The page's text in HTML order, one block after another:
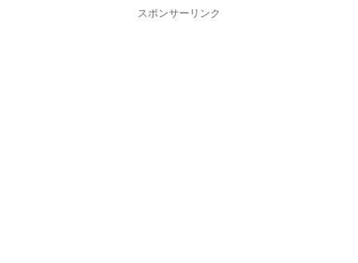
スポンサーリンク